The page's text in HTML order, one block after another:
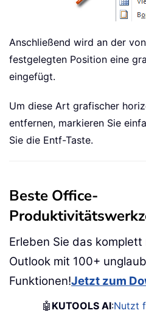
Anschließend wird an der
festgelegten Position eine
eingefügt.
Um diese Art grafischer
entfernen, markieren Sie
Sie die Entf-Taste.
Beste Office-
Erleben Sie das
Outlook mit 100+
Funktionen!Jetzt zum
🤖 KUTOOLS AI:Nutzt